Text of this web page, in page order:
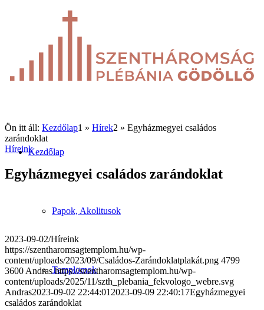
Kezdőlap
Papok, Akolitusok
Templomok
Ön itt áll: Kezdőlap1 » Hírek2 » Egyházmegyei családos
zarándoklat
Híreink
Egyházmegyei családos zarándoklat
2023-09-02/Híreink
https://szentharomsagtemplom.hu/wp-
content/uploads/2023/09/Családos-Zarándoklatplakát.png 4799
3600 Andras https://szentharomsagtemplom.hu/wp-
content/uploads/2025/11/szth_plebania_fekvologo_webre.svg
Andras2023-09-02 22:44:01 2023-09-09 22:40:17Egyházmegyei
családos zarándoklat